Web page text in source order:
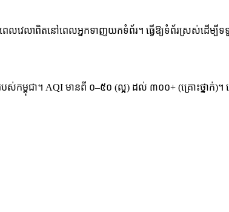
ាពេលវេលាពិតនៅពេលអ្នកទាញយកទំព័រ។ ធ្វើឱ្យទំព័រស្រស់ដ
ម្ពុជា។ AQI មានពី ០–៥០ (ល្អ) ដល់ ៣០០+ (គ្រោះថ្នាក់)។